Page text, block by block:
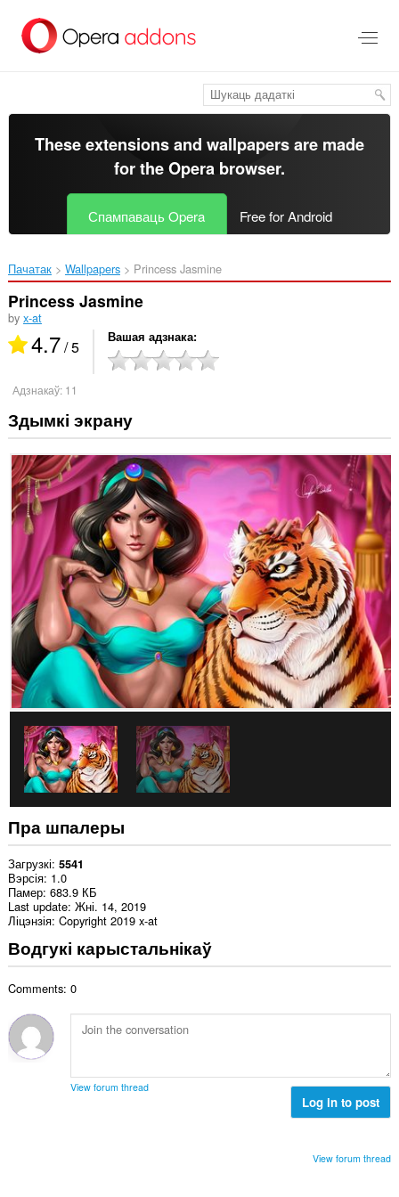
асноўнага
These extensions and wallpapers are made
for theOpera browser.
Спампаваць Opera Free for Android
Пачатак Wallpapers Princess Jasmine‎
Princess Jasmine
by x-at
4.7/ 5 Вашая адзнака
Адзнакаў: 11
Здымкі экрану
Пра шпалеры
Загрузкі 5541
Вэрсія 1.0
Памер 683.9 КБ
Last update Жні. 14, 2019
Ліцэнзія Copyright 2019 x-at
Водгукі карыстальнікаў
Comments: 0
View forum thread
Log in to post
View forum thread